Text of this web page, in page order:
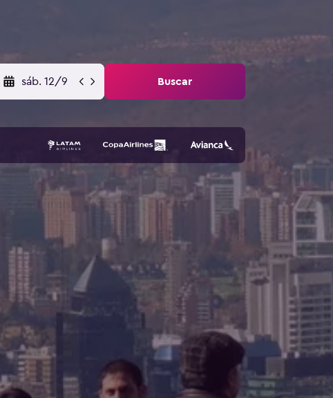
sáb. 12/9 Buscar